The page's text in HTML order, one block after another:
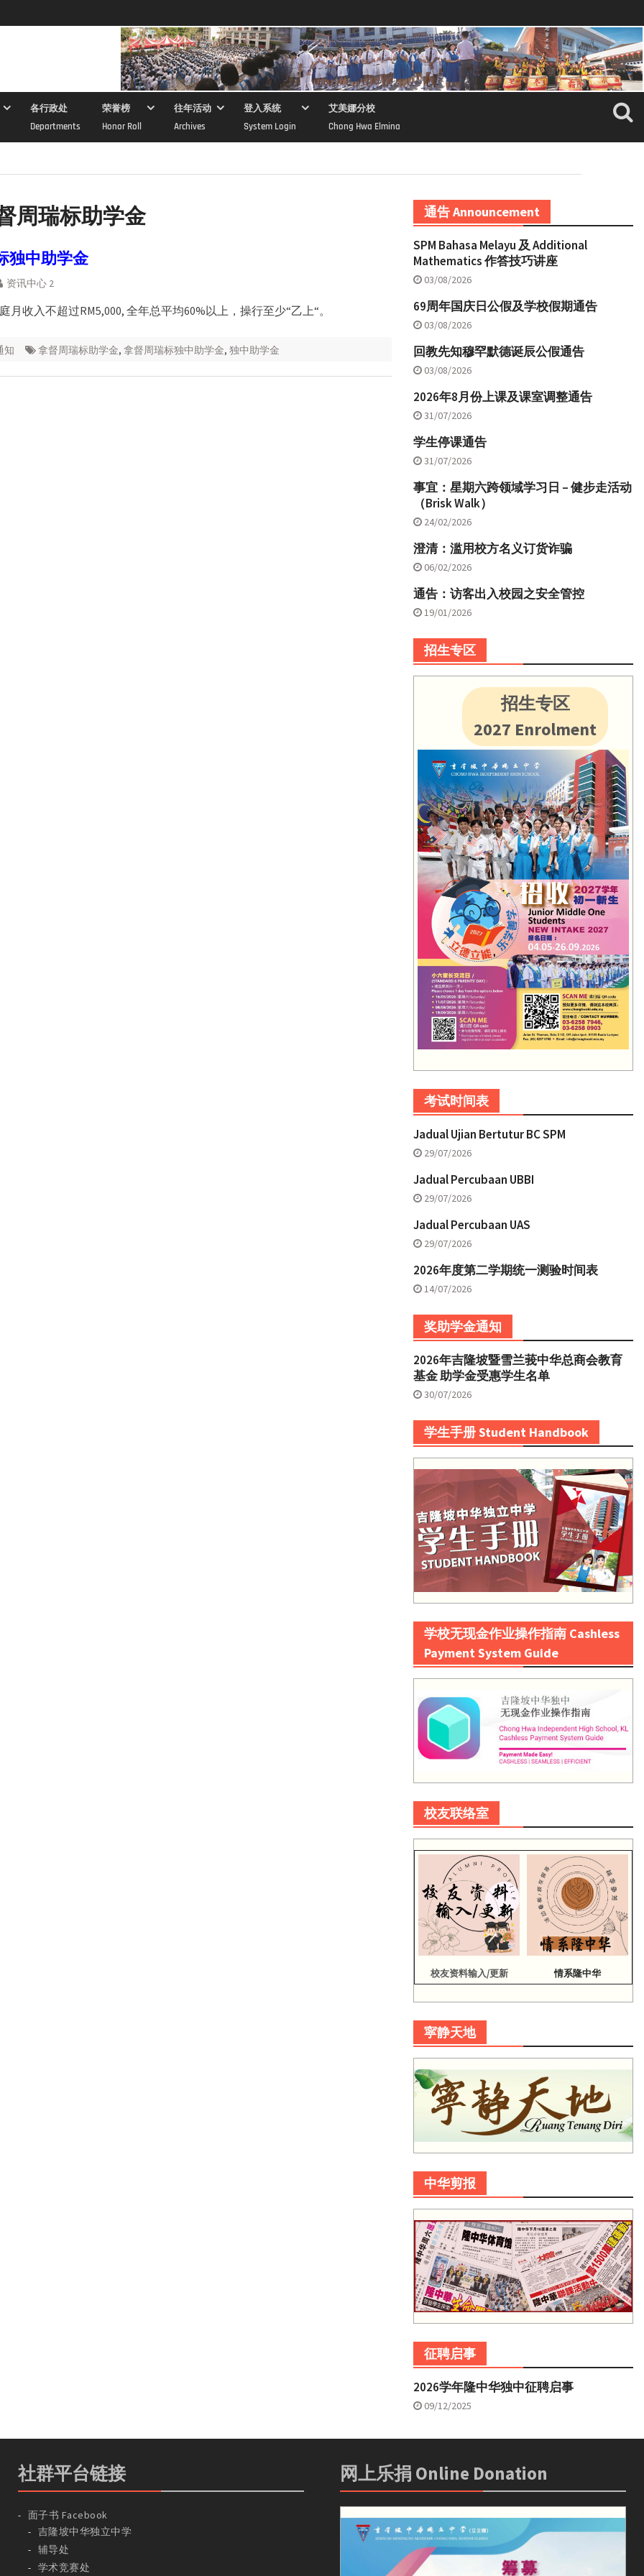
各行政处
Departments
荣誉榜
Honor Roll
往年活动
Archives
登入系统
System Login
艾美娜分校
Chong Hwa Elmina
周瑞标助学金
独中助学金
资讯中心 2
月收入不超过RM5,000, 全年总平均60%以上，操行至少“乙上“。
知 拿督周瑞标助学金, 拿督周瑞标独中助学金, 独中助学金
通告 Announcement
SPM Bahasa Melayu 及 Additional
Mathematics 作答技巧讲座
03/08/2026
69周年国庆日公假及学校假期通告
03/08/2026
回教先知穆罕默德诞辰公假通告
03/08/2026
2026年8月份上课及课室调整通告
31/07/2026
学生停课通告
31/07/2026
事宜：星期六跨领域学习日 – 健步走活动
（Brisk Walk）
24/02/2026
澄清：滥用校方名义订货诈骗
06/02/2026
通告：访客出入校园之安全管控
19/01/2026
招生专区
招生专区
2027 Enrolment
考试时间表
Jadual Ujian Bertutur BC SPM
29/07/2026
Jadual Percubaan UBBI
29/07/2026
Jadual Percubaan UAS
29/07/2026
2026年度第二学期统一测验时间表
14/07/2026
奖助学金通知
2026年吉隆坡暨雪兰莪中华总商会教育
基金 助学金受惠学生名单
30/07/2026
学生手册 Student Handbook
学校无现金作业操作指南 Cashless
Payment System Guide
校友联络室
校友资料输入/更新 情系隆中华
寜静天地
中华剪报
征聘启事
2026学年隆中华独中征聘启事
09/12/2025
社群平台链接
面子书 Facebook
吉隆坡中华独立中学
辅导处
学术竞赛处
网上乐捐 Online Donation